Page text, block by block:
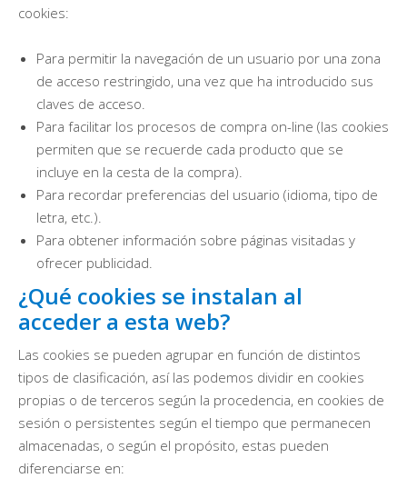
cookies:
Para permitir la navegación de un usuario por una zona
de acceso restringido, una vez que ha introducido sus
claves de acceso.
Para facilitar los procesos de compra on-line (las cookies
permiten que se recuerde cada producto que se
incluye en la cesta de la compra).
Para recordar preferencias del usuario (idioma, tipo de
letra, etc.).
Para obtener información sobre páginas visitadas y
ofrecer publicidad.
¿Qué cookies se instalan al
acceder a esta web?
Las cookies se pueden agrupar en función de distintos
tipos de clasificación, así las podemos dividir en cookies
propias o de terceros según la procedencia, en cookies de
sesión o persistentes según el tiempo que permanecen
almacenadas, o según el propósito, estas pueden
diferenciarse en: